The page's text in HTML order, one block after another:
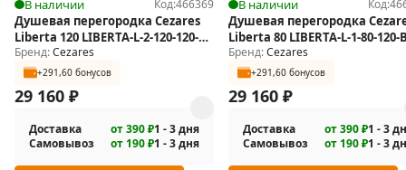
В наличии Код:466369
Душевая перегородка Cezares
Liberta 120 LIBERTA-L-2-120-120-C-
NERO
Бренд:Cezares
+291,60 бонусов
29 160 ₽
Доставка от 390 ₽1 - 3 дня
Самовывоз
от 190 ₽1 - 3 дня
В наличии Код:
Душевая перегородка
Liberta 80 LIBERTA-L-1-80-120-
Cr
Бренд:Cezares
+291,60 бонусов
29 160 ₽
Доставка от 390 ₽1 - 3
Самовывоз
от 190 ₽1 - 3